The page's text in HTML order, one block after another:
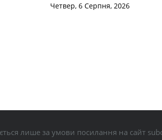
Четвер, 6 Серпня, 2026
лише за умови посилання на сайт